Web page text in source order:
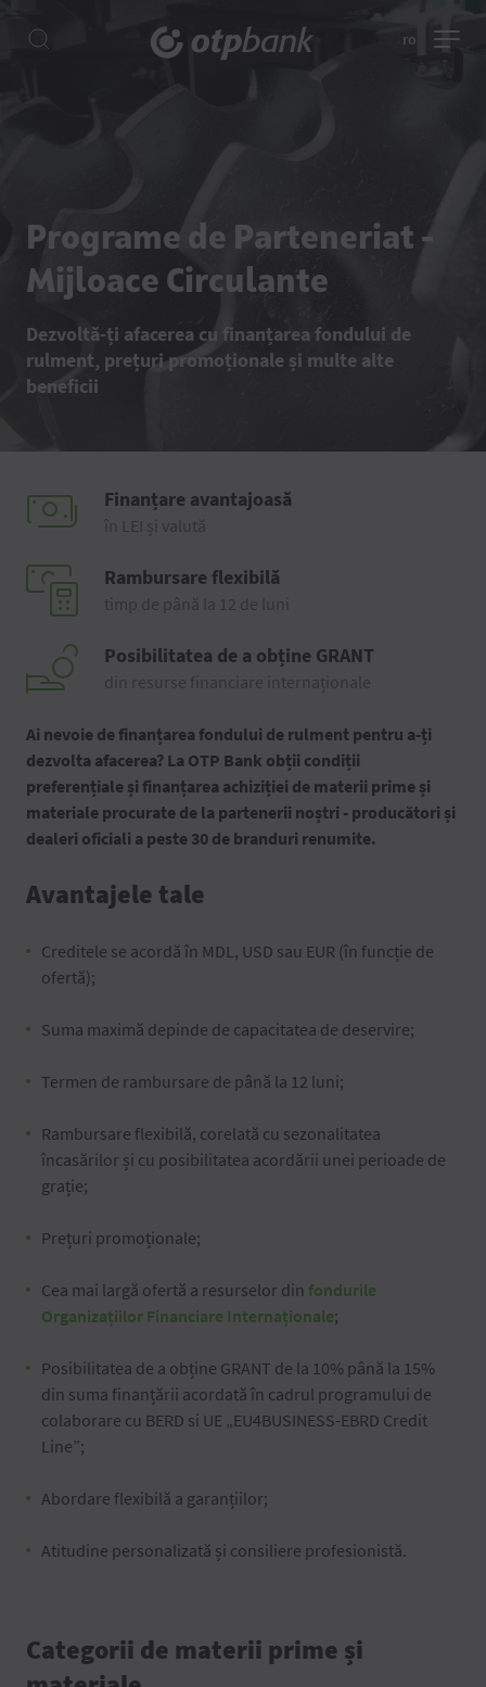
ro
Programe de Parteneriat -
Mijloace Circulante
Dezvoltă-ți afacerea cu finanțarea fondului de
rulment, prețuri promoționale și multe alte
beneficii
Finanțare avantajoasă
în LEI și valută
Rambursare flexibilă
timp de până la 12 de luni
Posibilitatea de a obține GRANT
din resurse financiare internaționale
Ai nevoie de finanțarea fondului de rulment pentru a-ți
dezvolta afacerea? La OTP Bank obții condiții
preferențiale și finanțarea achiziției de materii prime și
materiale procurate de la partenerii noștri - producători și
dealeri oficiali a peste 30 de branduri renumite.
Avantajele tale
Creditele se acordă în MDL, USD sau EUR (în funcție de
ofertă);
Suma maximă depinde de capacitatea de deservire;
Termen de rambursare de până la 12 luni;
Rambursare flexibilă, corelată cu sezonalitatea
încasărilor și cu posibilitatea acordării unei perioade de
grație;
Prețuri promoționale;
Cea mai largă ofertă a resurselor din fondurile
Organizațiilor Financiare Internaționale;
Posibilitatea de a obține GRANT de la 10% până la 15%
din suma finanțării acordată în cadrul programului de
colaborare cu BERD si UE „EU4BUSINESS-EBRD Credit
Line”;
Abordare flexibilă a garanțiilor;
Atitudine personalizată și consiliere profesionistă.
Categorii de materii prime și